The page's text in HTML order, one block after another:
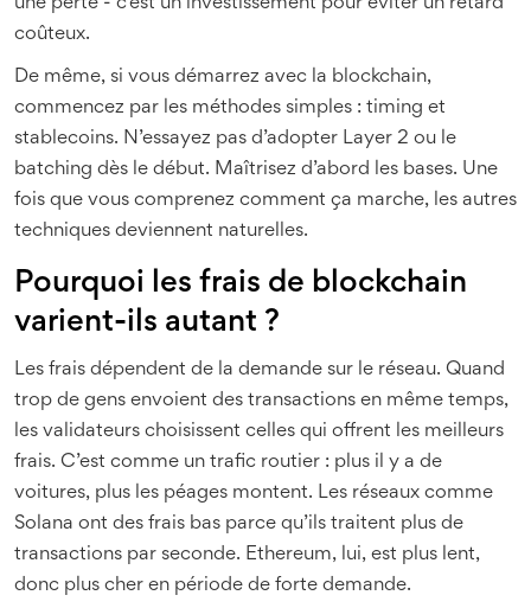
une perte - c’est un investissement pour éviter un retard
coûteux.
De même, si vous démarrez avec la blockchain,
commencez par les méthodes simples : timing et
stablecoins. N’essayez pas d’adopter Layer 2 ou le
batching dès le début. Maîtrisez d’abord les bases. Une
fois que vous comprenez comment ça marche, les autres
techniques deviennent naturelles.
Pourquoi les frais de blockchain
varient-ils autant ?
Les frais dépendent de la demande sur le réseau. Quand
trop de gens envoient des transactions en même temps,
les validateurs choisissent celles qui offrent les meilleurs
frais. C’est comme un trafic routier : plus il y a de
voitures, plus les péages montent. Les réseaux comme
Solana ont des frais bas parce qu’ils traitent plus de
transactions par seconde. Ethereum, lui, est plus lent,
donc plus cher en période de forte demande.